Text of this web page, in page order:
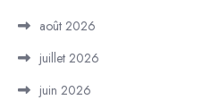
août 2026
juillet 2026
juin 2026